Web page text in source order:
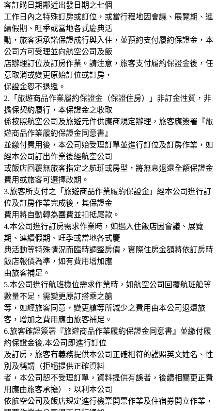
客訂購日期鄰近出發日期之七個
工作日內之特殊訂房或訂位，或當行程地因會議、展覽期、連
續假期、旺季或當地各式慶典活
動，旅客須承諾保證成行與入住，並預約支付履約保證金，本
公司方可受理並向航空公司及飯
店辦理訂位及訂房作業。請注意，旅客支付履約保證金後，任
意取消或變更原始訂位或訂房，
保證金恕不退還。
2.「旅遊商品作業履約保證金（保證住房）」非訂金性質，非
擔保契約履行，本保證金之收取
係按照航空公司及旅遊元件供應商規定辦理，旅客應簽署『旅
遊商品作業履約保證金同意書』
並繳付費用後，本公司始受理訂單並進行訂位及訂房作業，如
經本公司訂出作業後經航空公司
或飯店回覆無旅客指定之航班或房型，將無息退還全額保證金
費用或旅客可選擇改期。
3.旅客所支付之「旅遊商品作業履約保證金」經本公司進行訂
位及訂房作業完成後，其保證金
費用將自動轉為團費並扣抵尾款。
4.本公司進行訂房需求作業時，如遇入住飯店因會議、展覽
期、連續假期、旺季或當地各式慶
典活動等特殊情況而臨時調整房價，實際住房金額將依訂房時
飯店報價為準，如有費用增加應
由旅客補足。
5.本公司進行航班機位需求作業時，如航空公司回覆航班艙等
數量不足，需變更原訂搭乘之艙
等，如經旅客同意，變更艙等所減少之費用由本公司退還旅
客，增加之費用應由旅客補足。
6.旅客確認簽署『旅遊商品作業履約保證金同意書』並繳付履
約保證金後,本公司即進行訂位
及訂房，旅客有義務提供本公司正確相符的護照英文姓名、性
別及稱謂（拒絕提供正確資料
者，本公司恕不受理訂單，資料提供有誤者，後續相關更正費
用應由旅客承擔），以利本公司
依航空公司及飯店規定進行機票開票作業及住宿券開立作業，